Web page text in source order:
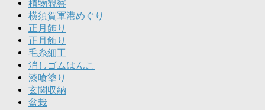
植物観察
横須賀軍港めぐり
正月飾り
正月飾り
毛糸細工
消しゴムはんこ
漆喰塗り
玄関収納
盆栽